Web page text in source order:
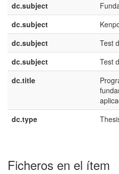
dc.subject
dc.subject
dc.subject
Test
dc.subject
Test
dc.title
dc.type
Ficheros en el ítem